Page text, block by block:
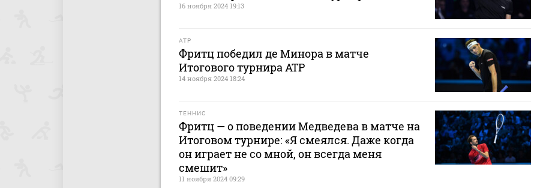
16 ноября 2024 19:13
ATP
Фритц победил де Минора в матче
Итогового турнира ATP
14 ноября 2024 18:24
ТЕННИС
Фритц — о поведении Медведева в матче на
Итоговом турнире: «Я смеялся. Даже когда
он играет не со мной, он всегда меня
смешит»
11 ноября 2024 09:29